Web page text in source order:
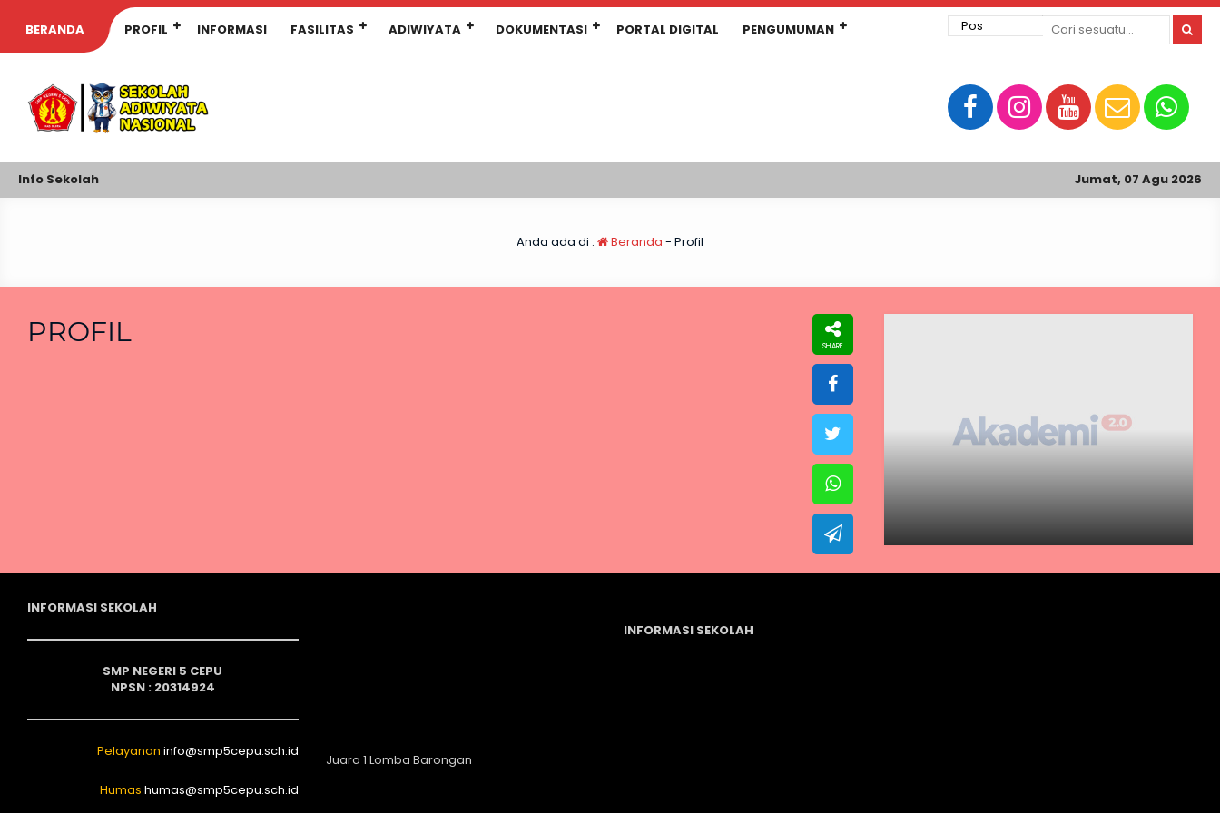
BERANDA PROFIL INFORMASI FASILITAS ADIWIYATA DOKUMENTASI PORTAL DIGITAL PENGUMUMAN
Info Sekolah Jumat, 07 Agu 2026
Anda ada di : Beranda - Profil
PROFIL
INFORMASI SEKOLAH
SMP NEGERI 5 CEPU
NPSN : 20314924
Pelayanan info@smp5cepu.sch.id
Humas humas@smp5cepu.sch.id
Juara 1 Lomba Barongan
INFORMASI SEKOLAH